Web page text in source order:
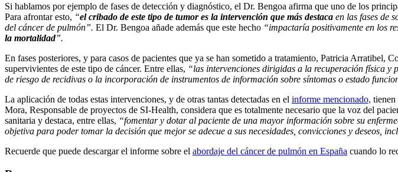
Si hablamos por ejemplo de fases de detección y diagnóstico, el Dr. Bengoa afirma que uno de los
Para afrontar esto, “el cribado de este tipo de tumor es la intervención que más destaca en las fases de
del cáncer de pulmón”. El Dr. Bengoa añade además que este hecho “impactaría positivamente en los
la mortalidad”.
En fases posteriores, y para casos de pacientes que ya se han sometido a tratamiento, Patricia Arratibel,
supervivientes de este tipo de cáncer. Entre ellas, “las intervenciones dirigidas a la recuperación física
de riesgo de recidivas o la incorporación de instrumentos de información sobre síntomas o estado
La aplicación de todas estas intervenciones, y de otras tantas detectadas en el informe mencionado, tienen
Mora, Responsable de proyectos de SI-Health, considera que es totalmente necesario que la voz del
sanitaria y destaca, entre ellas, “fomentar y dotar al paciente de una mayor información sobre su
objetiva para poder tomar la decisión que mejor se adecue a sus necesidades, convicciones y deseos,
Recuerde que puede descargar el informe sobre el abordaje del cáncer de pulmón en España cuando lo